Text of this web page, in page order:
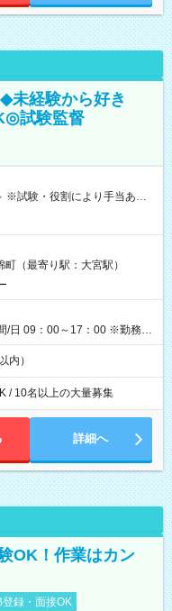
未経験から好き
試験監督
（前払い）オプションあ
1週間ほどで給与の一部を受け
（休憩1時間） 時給1,300円
当日の役割により時給＋100
（休憩なし） 時給1,300
円＋交通費 【試用期
（最寄り駅：大宮駅）
/日 09：00～17：00 ※勤務時
内）
/ 10名以上の大量募集
詳細へ
OK！作業はカン
登録・面接OK